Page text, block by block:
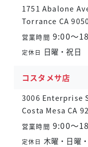
1751 Abalone
Torrance CA
営業時間 9:00～
定休日 日曜・祝日
コスタメサ店
3006 Enterprise
Costa Mesa CA
営業時間 9:00～
定休日 木曜・日曜